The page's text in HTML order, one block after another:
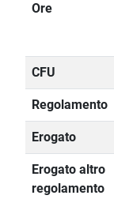
Ore
CFU
Regolamento
Erogato
Erogato altro
regolamento